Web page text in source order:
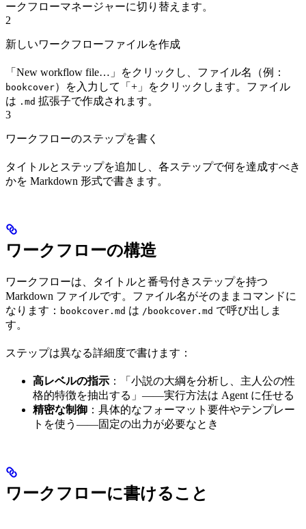
ークフローマネージャーに切り替えます。
2
新しいワークフローファイルを作成
「New workflow file…」をクリックし、ファイル名（例：
bookcover）を入力して「+」をクリックします。ファイル
は .md 拡張子で作成されます。
3
ワークフローのステップを書く
タイトルとステップを追加し、各ステップで何を達成すべき
かを Markdown 形式で書きます。
ワークフローの構造
ワークフローは、タイトルと番号付きステップを持つ
Markdown ファイルです。ファイル名がそのままコマンドに
なります： bookcover.md は /bookcover.md で呼び出しま
す。
ステップは異なる詳細度で書けます：
高レベルの指示 ：「小説の大綱を分析し、主人公の性
格的特徴を抽出する」——実行方法は Agent に任せる
精密な制御 ：具体的なフォーマット要件やテンプレー
トを使う——固定の出力が必要なとき
ワークフローに書けること